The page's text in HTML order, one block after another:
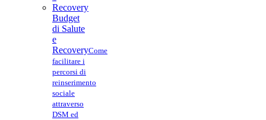
Budget
di Salute
e
RecoveryCome
facilitare i
percorsi di
reinserimento
sociale
attraverso
DSM ed